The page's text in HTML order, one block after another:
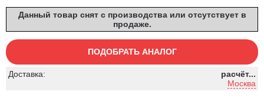
Данный товар снят с производства или отсутствует в
продаже.
ПОДОБРАТЬ АНАЛОГ
Доставка:
расчёт...
Москва